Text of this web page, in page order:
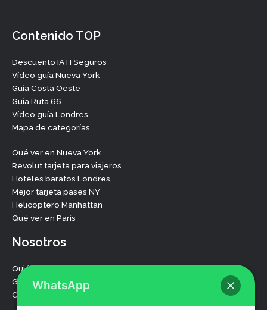
Contenido TOP
Descuento IATI Seguros
Vídeo guía Nueva York
Guía Costa Oeste
Guía Ruta 66
Vídeo guía Londres
Mapa de categorías
Qué ver en Nueva York
Revolut tarjeta para viajeros
Hoteles baratos Londres
Mejor tarjeta pases NY
Helicoptero Manhattan
Qué ver en París
Nosotros
Quiénes somos
Guías de viaje
Contacta con nosotros
WhatsApp